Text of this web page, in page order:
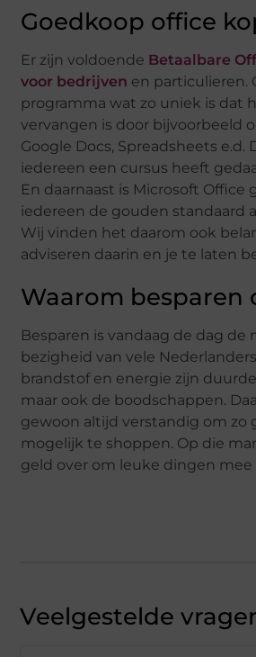
Goedkoop office
Er zijn voldoende Betaalbare
voor bedrijven en particulieren.
programma wat zo uniek is dat
vervangen is door bijvoorbeeld
Google Docs, Spreadsheets e.d.
iedereen een cursus heeft
En daarnaast is Microsoft Office
iedereen de gouden standaard
Wij vinden het daarom ook
adviseren daarin en je te laten
Waarom besparen
Besparen is vandaag de dag de
bezigheid van vele
brandstof en energie zijn
maar ook de boodschappen.
gewoon altijd verstandig om zo
mogelijk te shoppen. Op die
geld over om leuke dingen mee
Veelgestelde